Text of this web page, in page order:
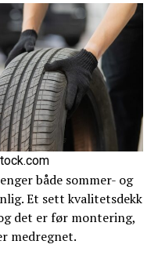
både sommer- og
Et sett kvalitetsdekk
det er før montering,
medregnet.